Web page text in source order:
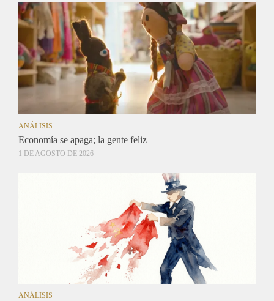
ANÁLISIS
Economía se apaga; la gente feliz
1 DE AGOSTO DE 2026
ANÁLISIS